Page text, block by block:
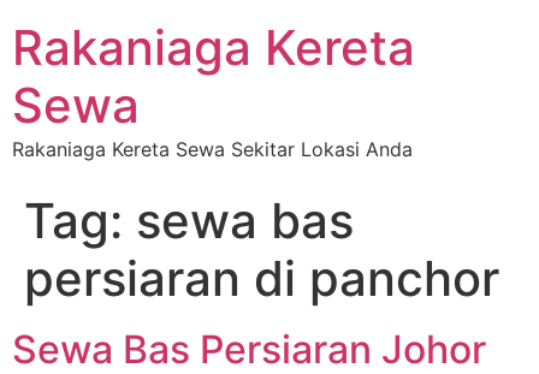
Rakaniaga Kereta
Sewa
Rakaniaga Kereta Sewa Sekitar Lokasi Anda
Tag: sewa bas
persiaran di panchor
Sewa Bas Persiaran Johor